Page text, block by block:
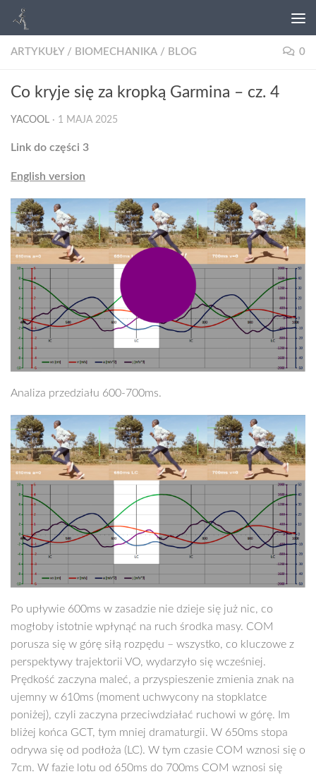
ARTYKUŁY / BIOMECHANIKA / BLOG 0
Co kryje się za kropką Garmina – cz. 4
YACOOL · 1 MAJA 2025
Link do części 3
English version
Analiza przedziału 600-700ms.
Po upływie 600ms w zasadzie nie dzieje się już nic, co
mogłoby istotnie wpłynąć na ruch środka masy. COM
porusza się w górę siłą rozpędu – wszystko, co kluczowe z
perspektywy trajektorii VO, wydarzyło się wcześniej.
Prędkość zaczyna maleć, a przyspieszenie zmienia znak na
ujemny w 610ms (moment uchwycony na stopklatce
poniżej), czyli zaczyna przeciwdziałać ruchowi w górę. Im
bliżej końca GCT, tym mniej dramaturgii. W 650ms stopa
odrywa się od podłoża (LC). W tym czasie COM wznosi się o
7cm. W fazie lotu od 650ms do 700ms COM wznosi się